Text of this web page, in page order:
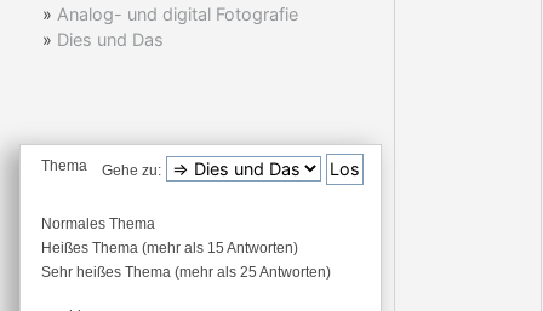
» Analog- und digital Fotografie
» Dies und Das
Gehe zu:
Normales Thema
Heißes Thema (mehr als 15 Antworten)
Sehr heißes Thema (mehr als 25 Antworten)
Thema